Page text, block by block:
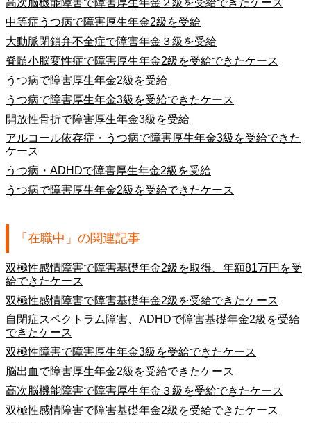
高次脳機能障害で障害厚生年金２級を受給できたケース
中等症うつ病で障害厚生年金2級を受給
大動脈閉鎖弁不全症で障害年金３級を受給
脊髄小脳変性症で障害厚生年金2級を受給できたケース
うつ病で障害厚生年金2級を受給
うつ病で障害厚生年金3級を受給できたケース
開放性骨折で障害厚生年金3級を受給
アルコール依存症・うつ病で障害厚生年金3級を受給できた
ケース
うつ病・ADHDで障害厚生年金2級を受給
うつ病で障害厚生年金2級を受給できたケース
「在職中」の関連記事
双極性感情障害で障害基礎年金2級を取得、年額81万円を受
給できたケース
双極性感情障害で障害基礎年金2級を受給できたケース
自閉症スペクトラム障害、ADHDで障害基礎年金2級を受給
できたケース
双極性障害で障害厚生年金3級を受給できたケース
脳出血で障害厚生年金2級を受給できたケース
高次脳機能障害で障害厚生年金３級を受給できたケース
双極性感情障害で障害基礎年金2級を受給できたケース